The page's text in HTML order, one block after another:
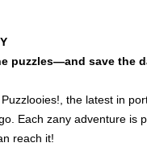
puzzles—and save the
the latest in
Each zany adventure
reach it!